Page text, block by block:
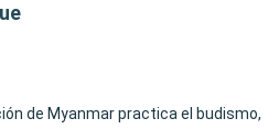
de Myanmar practica el budismo,